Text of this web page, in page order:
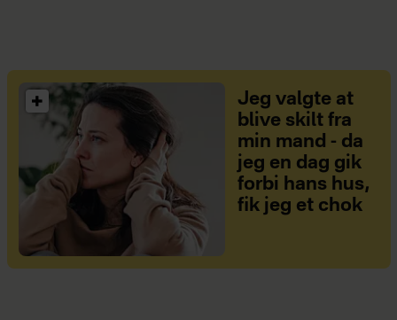
Jeg valgte at
blive skilt fra
min mand - da
jeg en dag gik
forbi hans hus,
fik jeg et chok